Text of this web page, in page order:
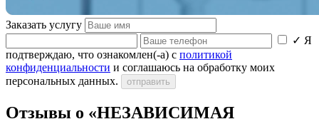
Заказать услугу
✓ Я
подтверждаю, что ознакомлен(-а) с политикой
конфиденциальности и соглашаюсь на обработку моих
персональных данных.
отправить
Отзывы о «НЕЗАВИСИМАЯ